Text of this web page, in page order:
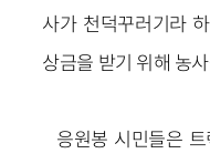
사가 천덕꾸러기라
상금을 받기 위해 농
응원봉 시민들은